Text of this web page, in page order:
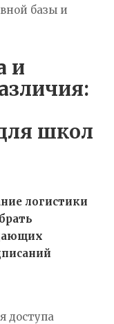
базы и
и
школ
логистики
доступа